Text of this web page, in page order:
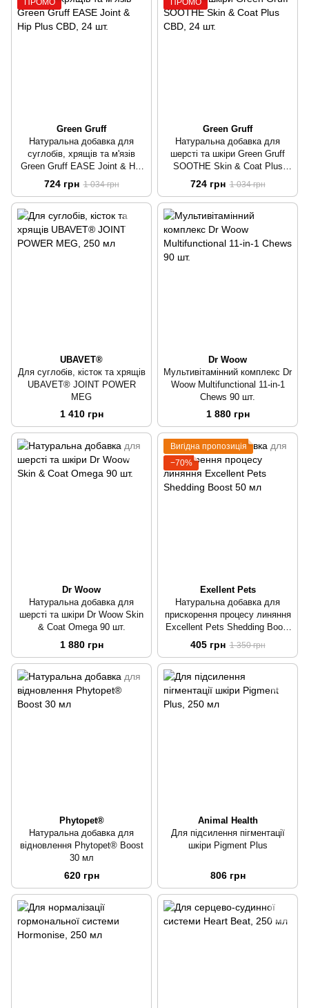
ПРОМО
Green Gruff
Натуральна добавка для
суглобів, хрящів та м'язів
Green Gruff EASE Joint & Hip
724 грн 1 034 грн
ПРОМО
Green Gruff
Натуральна добавка для
шерсті та шкіри Green Gruff
SOOTHE Skin & Coat Plus
724 грн 1 034 грн
UBAVET®
Для суглобів, кісток та хрящів
UBAVET® JOINT POWER
MEG
1 410 грн
Dr Woow
Мультивітамінний комплекс Dr
Woow Multifunctional 11-in-1
Chews 90 шт.
1 880 грн
Dr Woow
Натуральна добавка для
шерсті та шкіри Dr Woow Skin
& Coat Omega 90 шт.
1 880 грн
Вигідна пропозиція
−70%
Exellent Pets
Натуральна добавка для
прискорення процесу линяння
Excellent Pets Shedding Boost
50 мл
405 грн 1 350 грн
Phytopet®
Натуральна добавка для
відновлення Phytopet® Boost
30 мл
620 грн
Animal Health
Для підсилення пігментації
шкіри Pigment Plus
806 грн